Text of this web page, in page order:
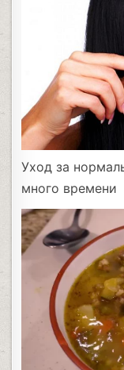
Уход за
много времени